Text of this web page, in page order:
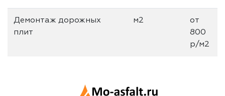
Демонтаж дорожных
плит
м2
от
800
р/м2